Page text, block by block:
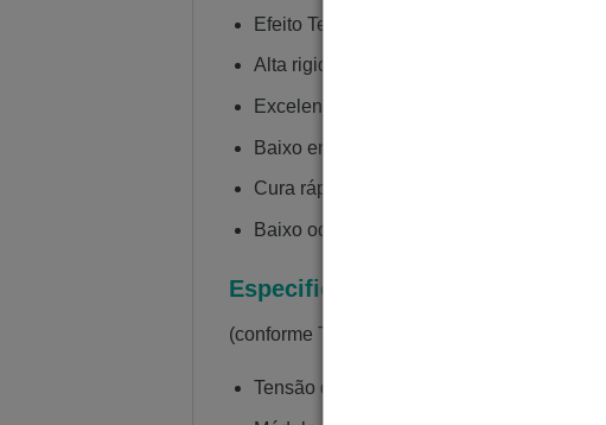
Efeito Termocrômico Ativo: muda de cor
Alta rigidez e estabilidade dimensional,
Excelente acabamento superficial, com
Baixo encolhimento e alta precisão,
Cura rápida, compatível com impressoras
Baixo odor, adequado para ambientes
Especificações Técnicas
(conforme TDS Engineering Resin 20230824)
Tensão de ruptura (Tensile Strength):